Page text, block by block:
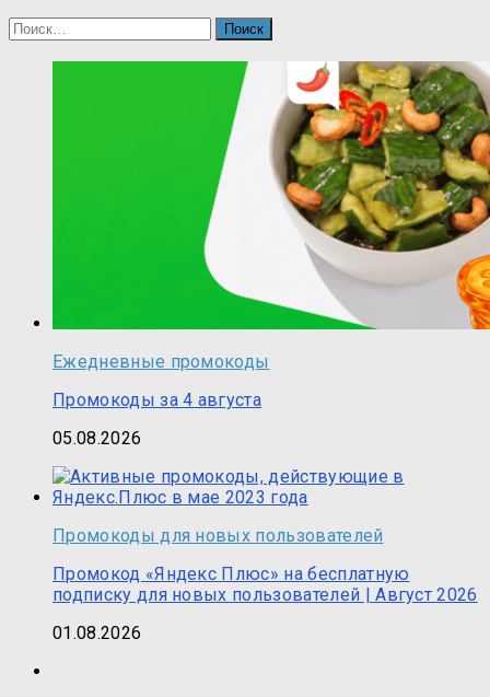
Найти:
Ежедневные промокоды
Промокоды за 4 августа
05.08.2026
Промокоды для новых пользователей
Промокод «Яндекс Плюс» на бесплатную
подписку для новых пользователей | Август 2026
01.08.2026